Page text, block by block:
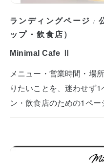
ランディングページ /
ップ・飲食店）
Minimal Cafe Ⅱ
メニュー・営業時間・場
りたいことを、迷わせず
ン・飲食店のための1ペ